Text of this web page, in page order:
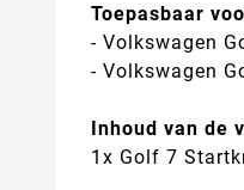
Toepasbaar
- Volkswagen
- Volkswagen
Inhoud van de
1x Golf 7